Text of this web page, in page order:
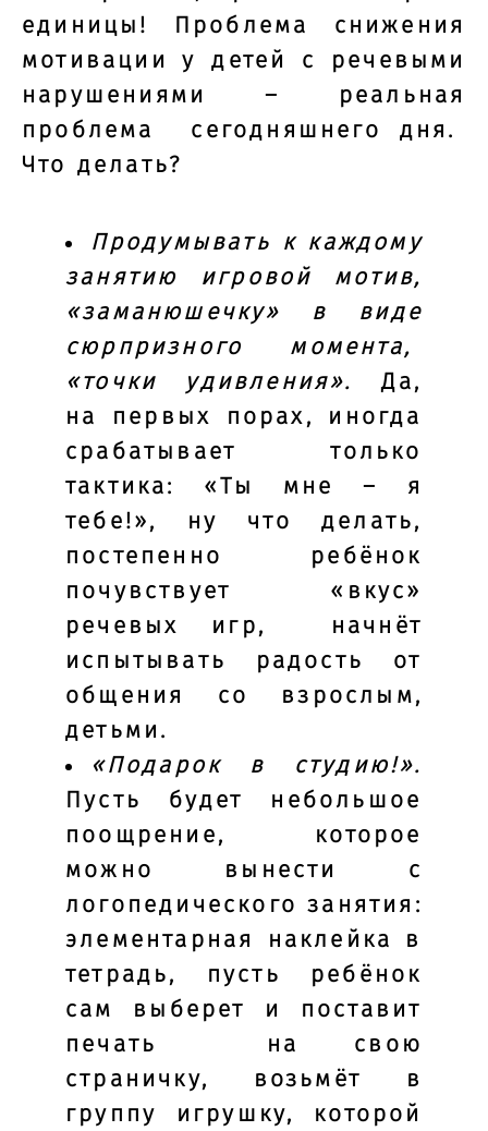
единицы! Проблема снижения
мотивации у детей с речевыми
нарушениями – реальная
проблема сегодняшнего дня.
Что делать?
Продумывать к каждому
занятию игровой мотив,
«заманюшечку» в виде
сюрпризного момента,
«точки удивления».
Да,
на первых порах, иногда
срабатывает только
тактика: «Ты мне – я
тебе!», ну что делать,
постепенно ребёнок
почувствует «вкус»
речевых игр, начнёт
испытывать радость от
общения со взрослым,
детьми.
«Подарок в студию!».
Пусть будет небольшое
поощрение, которое
можно вынести с
логопедического занятия:
элементарная наклейка в
тетрадь, пусть ребёнок
сам выберет и поставит
печать на свою
страничку, возьмёт в
группу игрушку, которой